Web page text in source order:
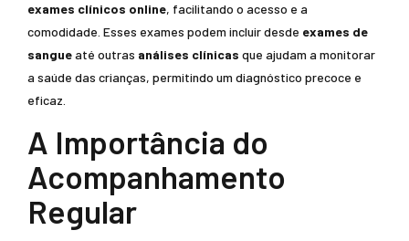
exames clínicos online, facilitando o acesso e a
comodidade. Esses exames podem incluir desde exames de
sangueaté outras análises clínicas que ajudam a monitorar
a saúde das crianças, permitindo um diagnóstico precoce e
eficaz.
A Importância do
Acompanhamento
Regular